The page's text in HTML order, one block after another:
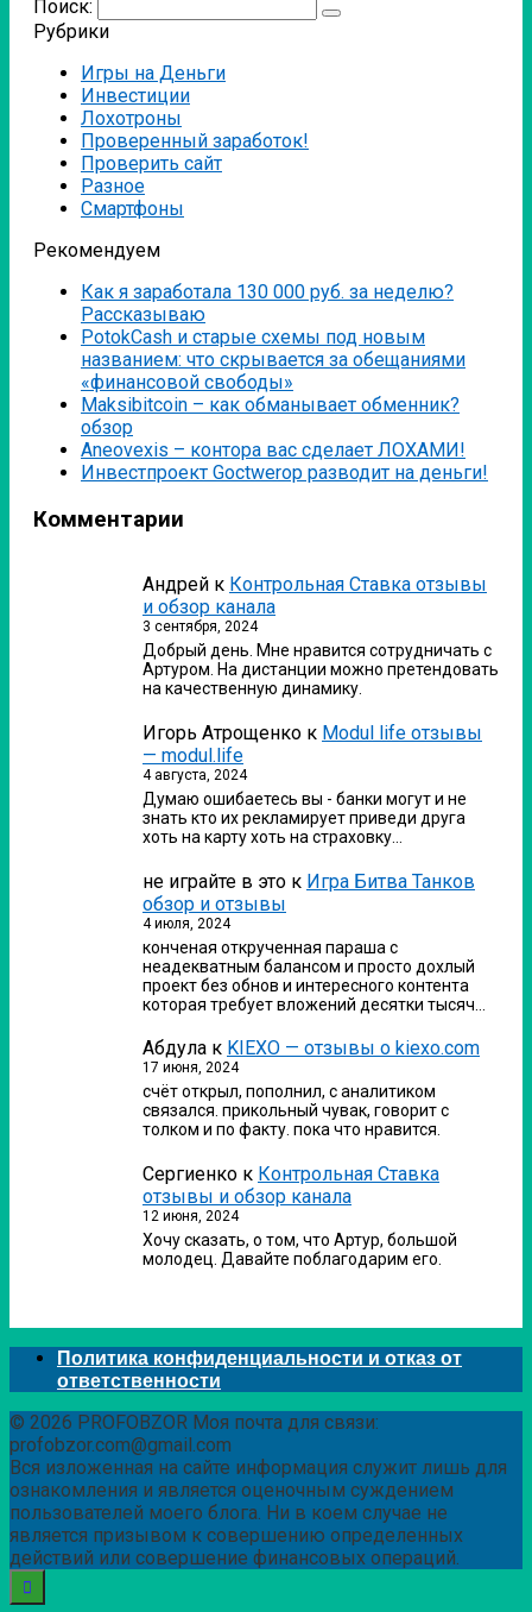
Поиск:
Рубрики
Игры на Деньги
Инвестиции
Лохотроны
Проверенный заработок!
Проверить сайт
Разное
Смартфоны
Рекомендуем
Как я заработала 130 000 руб. за неделю?
Рассказываю
PotokCash и старые схемы под новым
названием: что скрывается за обещаниями
«финансовой свободы»
Мaksibitcoin – как обманывает обменник?
обзор
Аneovexis – контора вас сделает ЛОХАМИ!
Инвестпроект Goctwerop разводит на деньги!
Комментарии
Андрей к Контрольная Ставка отзывы
и обзор канала
3 сентября, 2024
Добрый день. Мне нравится сотрудничать с
Артуром. На дистанции можно претендовать
на качественную динамику.
Игорь Атрощенко к Modul life отзывы
— modul.life
4 августа, 2024
Думаю ошибаетесь вы - банки могут и не
знать кто их рекламирует приведи друга
хоть на карту хоть на страховку…
не играйте в это к Игра Битва Танков
обзор и отзывы
4 июля, 2024
конченая открученная параша с
неадекватным балансом и просто дохлый
проект без обнов и интересного контента
которая требует вложений десятки тысяч…
Абдула к KIEXO — отзывы о kiexo.com
17 июня, 2024
счёт открыл, пополнил, с аналитиком
связался. прикольный чувак, говорит с
толком и по факту. пока что нравится.
Сергиенко к Контрольная Ставка
отзывы и обзор канала
12 июня, 2024
Хочу сказать, о том, что Артур, большой
молодец. Давайте поблагодарим его.
Политика конфиденциальности и отказ от
ответственности
© 2026 PROFOBZOR Моя почта для связи:
profobzor.com@gmail.com
Вся изложенная на сайте информация служит лишь для
ознакомления и является оценочным суждением
пользователей моего блога. Ни в коем случае не
является призывом к совершению определенных
действий или совершение финансовых операций.